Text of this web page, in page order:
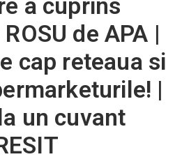
a cuprins
de APA |
cap reteaua si
|
un cuvant